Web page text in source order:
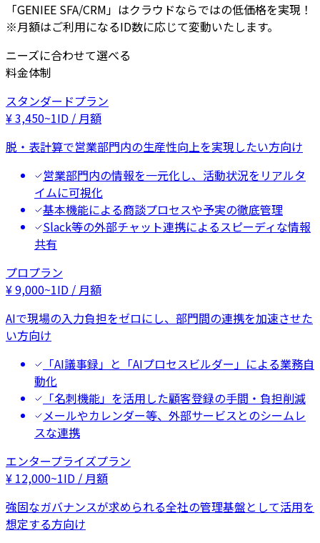
「GENIEE SFA/CRM」はクラウドならではの低価格を実現！
※月額はご利用になるID数に応じて変動いたします。
ニーズに合わせて選べる
料金体制
スタンダードプラン
¥3,450~1ID / 月額
脱・表計算で営業部門内の生産性向上を実現したい方向け
営業部門内の情報を一元化し、活動状況をリアルタ
イムに可視化
基本機能による商談プロセスや予実の徹底管理
Slack等の外部チャット連携によるスピーディな情報
共有
プロプラン
¥9,000~1ID / 月額
AIで現場の入力負担をゼロにし、部門間の連携を加速させた
い方向け
「AI議事録」と「AIプロセスビルダー」による業務自
動化
「名刺機能」を活用した顧客登録の手間・負担削減
メールやカレンダー等、外部サービスとのシームレ
スな連携
エンタープライズプラン
¥ 12,000~1ID / 月額
強固なガバナンスが求められる全社の管理基盤として活用を
想定する方向け